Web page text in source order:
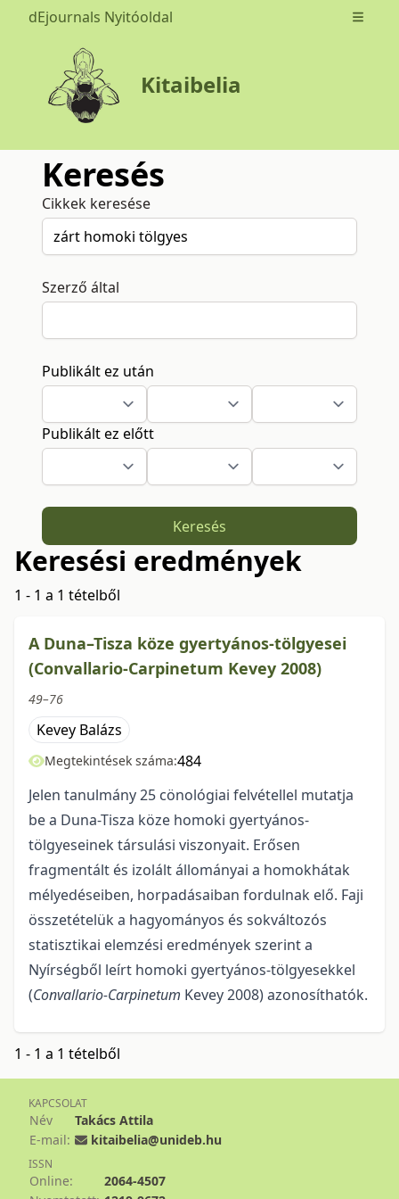
dEjournals Nyitóoldal Open
Kitaibelia
Keresés
Cikkek keresése
Szerző által
Publikált ez után
Publikált ez előtt
Keresés
Keresési eredmények
1 - 1 a 1 tételből
A Duna–Tisza köze gyertyános-tölgyesei
(Convallario-Carpinetum Kevey 2008)
49–76
Kevey Balázs
Megtekintések száma:484
Jelen tanulmány 25 cönológiai felvétellel mutatja
be a Duna-Tisza köze homoki gyer­tyános-
tölgyeseinek társulási viszonyait. Erősen
fragmentált és izolált állományai a homokhátak
mé­lyedéseiben, horpadásaiban fordulnak elő. Faji
összetételük a hagyományos és sokváltozós
statisztikai elemzési eredmények szerint a
Nyírségből leírt homoki gyertyános-tölgyesekkel
(Convallario-Carpinetum Kevey 2008) azonosíthatók.
1 - 1 a 1 tételből
KAPCSOLAT
Név
Takács Attila
E-mail:
kitaibelia@unideb.hu
ISSN
Online:
2064-4507